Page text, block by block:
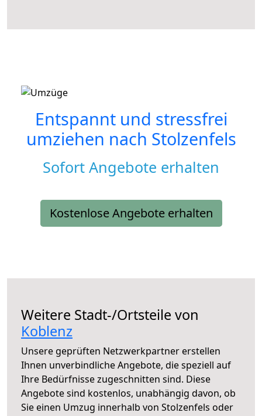
Entspannt und stressfrei
umziehen nach Stolzenfels
Sofort Angebote erhalten
Kostenlose Angebote erhalten
Weitere Stadt-/Ortsteile von
Koblenz
Unsere geprüften Netzwerkpartner erstellen
Ihnen unverbindliche Angebote, die speziell auf
Ihre Bedürfnisse zugeschnitten sind. Diese
Angebote sind kostenlos, unabhängig davon, ob
Sie einen Umzug innerhalb von Stolzenfels oder